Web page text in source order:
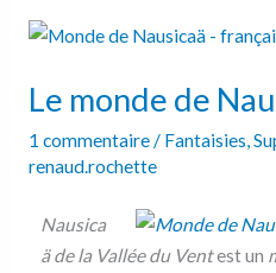
Le monde de
1 commentaire/ Fantaisies,
renaud.rochette
Nausica
ä de la Vallée du Ventest un
Le
de